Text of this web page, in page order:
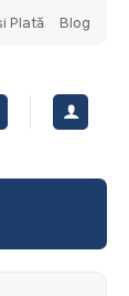
Plată Blog